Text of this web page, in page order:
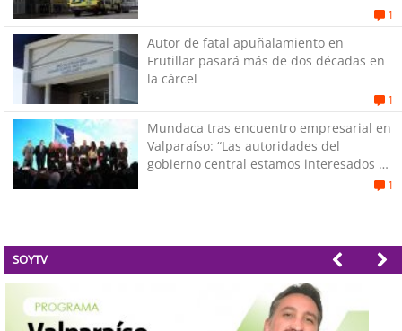
1
Autor de fatal apuñalamiento en
Frutillar pasará más de dos décadas en
la cárcel
1
Mundaca tras encuentro empresarial en
Valparaíso: “Las autoridades del
gobierno central estamos interesados en
1
SOYTV